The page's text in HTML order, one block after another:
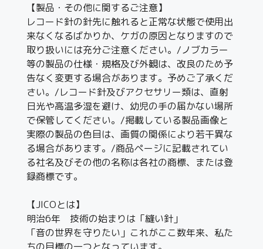
【製品・その他に関するご注意】
レコード針の針先に触れると正常な状態で使用出
来なくなるばかりか、ケガの原因となりますので
取り扱いには充分ご注意ください。/ノブカラー
等の製品の仕様・規格及び外観は、改良のため予
告なく変更する場合があります。予めご了承くだ
さい。/レコード針及びアクセサリー類は、直射
日光や高温多湿を避け、幼児の手の届かない場所
で保管してください。/掲載している製品画像と
実際の製品の色目は、画質の関係により若干異な
る場合があります。/商品ページに記載されてい
る社名及びその他の名称は各社の商標、または登
録商標です。
【JICOとは】
明治6年 技術の始まりは「縫い針」
「音の世界を守りたい」これがここ数年来、私た